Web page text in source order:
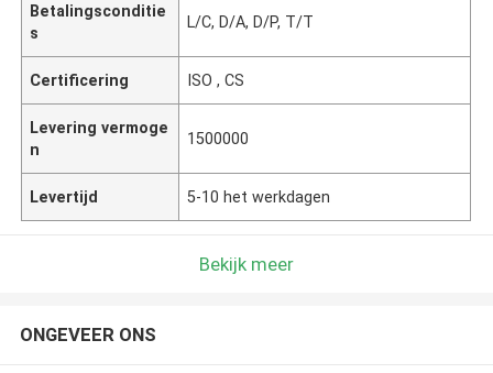
Betalingsconditie
s
L/C, D/A, D/P, T/T
Certificering ISO , CS
Levering vermoge
n
1500000
Levertijd 5-10 het werkdagen
Bekijk meer
ONGEVEER ONS